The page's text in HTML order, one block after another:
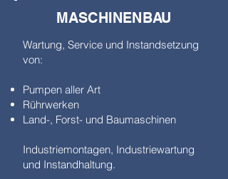
MASCHINENBAU​
Wartung, Service und Instandsetzung
von:
Pumpen aller Art
Rührwerken
Land-, Forst- und Baumaschinen
Industriemontagen, Industriewartung
und Instandhaltung.